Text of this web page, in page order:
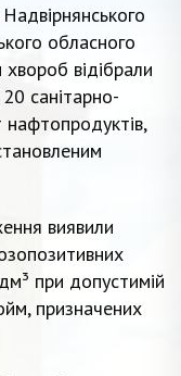
обласного
відібрали
санітарно-
нафтопродуктів,
виявили
при допустимій
призначених